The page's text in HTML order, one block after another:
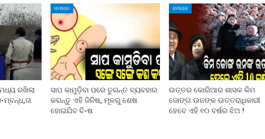
ରଖିଲା
ସମାଚାର
ସାପ କାମୁଡ଼ିବା ପରେ ତୁରନ୍ତ ବ୍ୟବହାର
କରନ୍ତୁ ଏହି ଜିନିଷ, ମୂଳରୁ ଶେଷ
ହୋଇଯିବ ବି-ଷ
ସମାଚାର
ଉତ୍ତର କୋରିଆର ଶାସକ କିମ
ଜୋଙ୍ଗ ଉନଙ୍କ ଉତ୍ତରାଧିକାରୀ
ହେବେ ଏହି ୧୦ ବର୍ଷର ଝିଅ !